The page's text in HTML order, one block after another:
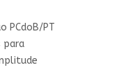
PCdoB/PT
para